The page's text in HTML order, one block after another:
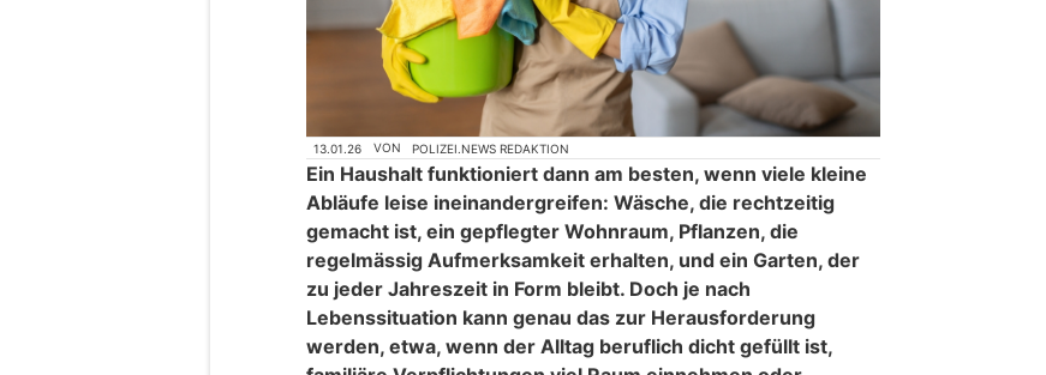
13.01.26 VON POLIZEI.NEWS REDAKTION
Ein Haushalt funktioniert dann am besten, wenn viele kleine
Abläufe leise ineinandergreifen: Wäsche, die rechtzeitig
gemacht ist, ein gepflegter Wohnraum, Pflanzen, die
regelmässig Aufmerksamkeit erhalten, und ein Garten, der
zu jeder Jahreszeit in Form bleibt. Doch je nach
Lebenssituation kann genau das zur Herausforderung
werden, etwa, wenn der Alltag beruflich dicht gefüllt ist,